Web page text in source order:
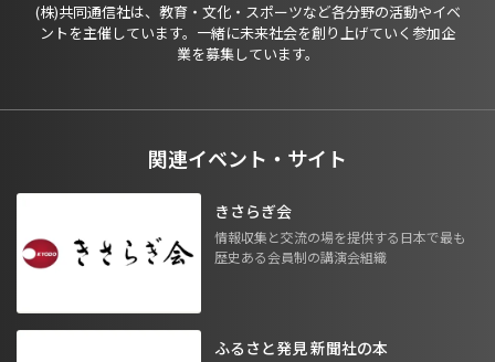
(株)共同通信社は、教育・文化・スポーツなど各分野の活動やイベ
ントを主催しています。一緒に未来社会を創り上げていく参加企
業を募集しています。
関連イベント・サイト
きさらぎ会
情報収集と交流の場を提供する日本で最も
歴史ある会員制の講演会組織
ふるさと発見 新聞社の本